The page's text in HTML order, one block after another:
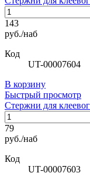
143
руб./наб
Код
UT-00007604
В корзину
Быстрый просмотр
Стержни для
79
руб./наб
Код
UT-00007603